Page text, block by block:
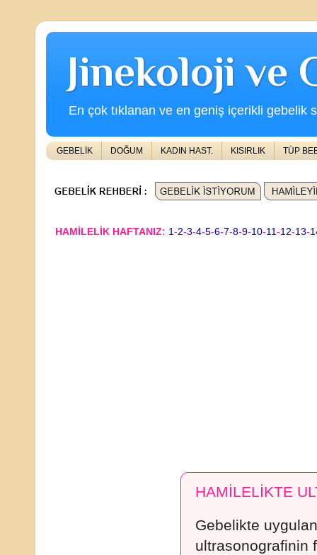
Jinekoloji ve
En çok tıklanan ve en geniş içerikli gebelik
GEBELİK DOĞUM KADIN HAST. KISIRLIK TÜP
HAMİLELİK HAFTANIZ: 1-2-3-4-5-6-7-8-9-10-11-12-13-
HAMİLELİKTE
Gebelikte
ultrasonografinin